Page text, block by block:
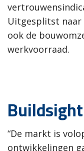
Uitgesplitst
ook de
werkvoorraad.
“De markt is
ontwikkelingen